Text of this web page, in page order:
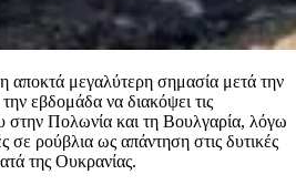
αποκτά μεγαλύτερη σημασία μετά την
εβδομάδα να διακόψει τις
στην Πολωνία και τη Βουλγαρία, λόγω
σε ρούβλια ως απάντηση στις δυτικές
της Ουκρανίας.